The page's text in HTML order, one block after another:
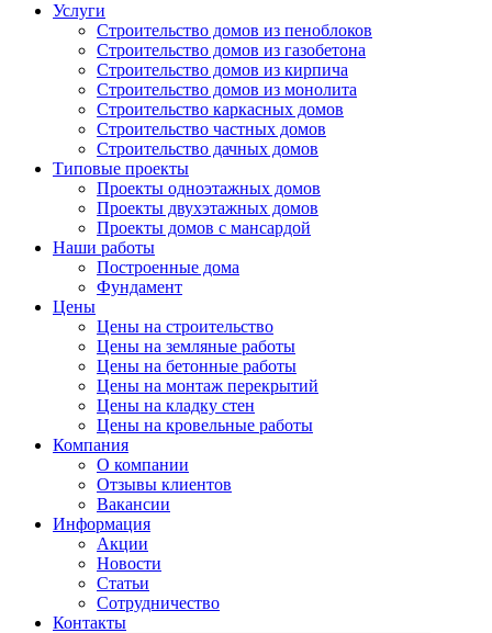
Услуги
Строительство домов из пеноблоков
Строительство домов из газобетона
Строительство домов из кирпича
Строительство домов из монолита
Строительство каркасных домов
Строительство частных домов
Строительство дачных домов
Типовые проекты
Проекты одноэтажных домов
Проекты двухэтажных домов
Проекты домов с мансардой
Наши работы
Построенные дома
Фундамент
Цены
Цены на строительство
Цены на земляные работы
Цены на бетонные работы
Цены на монтаж перекрытий
Цены на кладку стен
Цены на кровельные работы
Компания
О компании
Отзывы клиентов
Вакансии
Информация
Акции
Новости
Статьи
Сотрудничество
Контакты